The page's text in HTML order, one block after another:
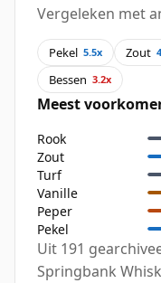
Vergeleken met
Pekel 5.5x Zout
Bessen 3.2x
Meest
Rook
Zout
Turf
Vanille
Peper
Pekel
Uit 191
Springbank